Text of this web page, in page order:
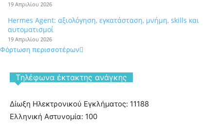
19 Απριλίου 2026
Hermes Agent: αξιολόγηση, εγκατάσταση, μνήμη, skills και
αυτοματισμοί
19 Απριλίου 2026
Φόρτωση περισσοτέρων
Tηλέφωνα έκτακτης ανάγκης
Δίωξη Ηλεκτρονικού Εγκλήματος: 11188
Ελληνική Αστυνομία: 100